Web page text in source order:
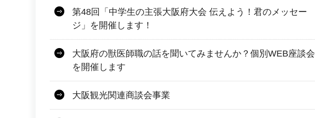
第48回「中学生の主張大阪府大会 伝えよう！君のメッセー
ジ」を開催します！
大阪府の獣医師職の話を聞いてみませんか？個別WEB座談会
を開催します
大阪観光関連商談会事業